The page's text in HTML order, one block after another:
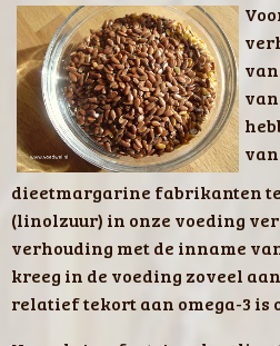
van
van
dieetmargarine fabrikanten te
(linolzuur) in onze voeding
verhouding met de inname
kreeg in de voeding zoveel
relatief tekort aan omega-3 is